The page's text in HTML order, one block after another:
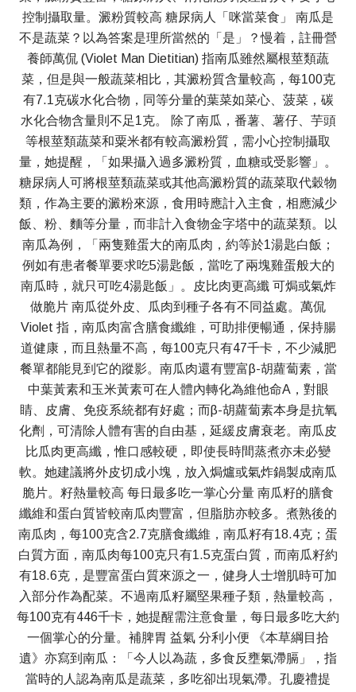
控制攝取量。澱粉質較高 糖尿病人「咪當菜食」 南瓜是
不是蔬菜？以為答案是理所當然的「是」？慢着，註冊營
養師萬侃 (Violet Man Dietitian) 指南瓜雖然屬根莖類蔬
菜，但是與一般蔬菜相比，其澱粉質含量較高，每100克
有7.1克碳水化合物，同等分量的葉菜如菜心、菠菜，碳
水化合物含量則不足1克。 除了南瓜，番薯、薯仔、芋頭
等根莖類蔬菜和粟米都有較高澱粉質，需小心控制攝取
量，她提醒，「如果攝入過多澱粉質，血糖或受影響」。
糖尿病人可將根莖類蔬菜或其他高澱粉質的蔬菜取代穀物
類，作為主要的澱粉來源，食用時應計入主食，相應減少
飯、粉、麵等分量，而非計入食物金字塔中的蔬菜類。以
南瓜為例，「兩隻雞蛋大的南瓜肉，約等於1湯匙白飯；
例如有患者餐單要求吃5湯匙飯，當吃了兩塊雞蛋般大的
南瓜時，就只可吃4湯匙飯」。皮比肉更高纖 可焗或氣炸
做脆片 南瓜從外皮、瓜肉到種子各有不同益處。萬侃
Violet 指，南瓜肉富含膳食纖維，可助排便暢通，保持腸
道健康，而且熱量不高，每100克只有47千卡，不少減肥
餐單都能見到它的蹤影。南瓜肉還有豐富β-胡蘿蔔素，當
中葉黃素和玉米黃素可在人體內轉化為維他命A，對眼
睛、皮膚、免疫系統都有好處；而β-胡蘿蔔素本身是抗氧
化劑，可清除人體有害的自由基，延緩皮膚衰老。南瓜皮
比瓜肉更高纖，惟口感較硬，即使長時間蒸煮亦未必變
軟。她建議將外皮切成小塊，放入焗爐或氣炸鍋製成南瓜
脆片。籽熱量較高 每日最多吃一掌心分量 南瓜籽的膳食
纖維和蛋白質皆較南瓜肉豐富，但脂肪亦較多。煮熟後的
南瓜肉，每100克含2.7克膳食纖維，南瓜籽有18.4克；蛋
白質方面，南瓜肉每100克只有1.5克蛋白質，而南瓜籽約
有18.6克，是豐富蛋白質來源之一，健身人士增肌時可加
入部分作為配菜。不過南瓜籽屬堅果種子類，熱量較高，
每100克有446千卡，她提醒需注意食量，每日最多吃大約
一個掌心的分量。補脾胃 益氣 分利小便 《本草綱目拾
遺》亦寫到南瓜：「今人以為蔬，多食反壅氣滯膈」，指
當時的人認為南瓜是蔬菜，多吃卻出現氣滯。孔慶禮提